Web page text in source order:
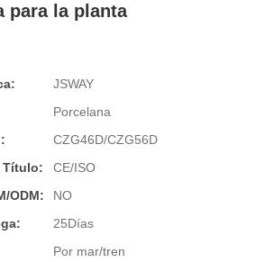
para la planta
JSWAY
Porcelana
CZG46D/CZG56D
Título:
CE/ISO
ODM:
NO
25Días
Por mar/tren